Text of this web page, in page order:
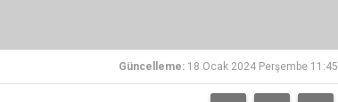
Güncelleme: 18 Ocak 2024 Perşembe 11:45